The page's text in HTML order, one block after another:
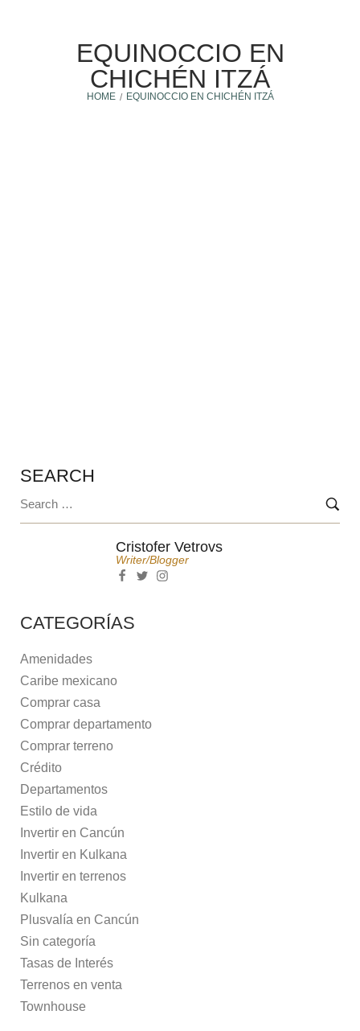
EQUINOCCIO EN
CHICHÉN ITZÁ
HOME / EQUINOCCIO EN CHICHÉN ITZÁ
SEARCH
Cristofer Vetrovs
Writer/blogger
CATEGORÍAS
Amenidades
Caribe mexicano
Comprar casa
Comprar departamento
Comprar terreno
Crédito
Departamentos
Estilo de vida
Invertir en Cancún
Invertir en Kulkana
Invertir en terrenos
Kulkana
Plusvalía en Cancún
Sin categoría
Tasas de Interés
Terrenos en venta
Townhouse